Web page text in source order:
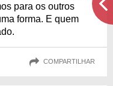
para os outros
forma. E quem
COMPARTILHAR